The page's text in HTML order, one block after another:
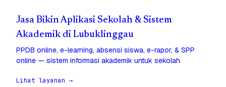
Jasa Bikin Aplikasi Sekolah & Sistem
Akademik di Lubuklinggau
PPDB online, e-learning, absensi siswa, e-rapor, & SPP
online — sistem informasi akademik untuk sekolah.
Lihat layanan →